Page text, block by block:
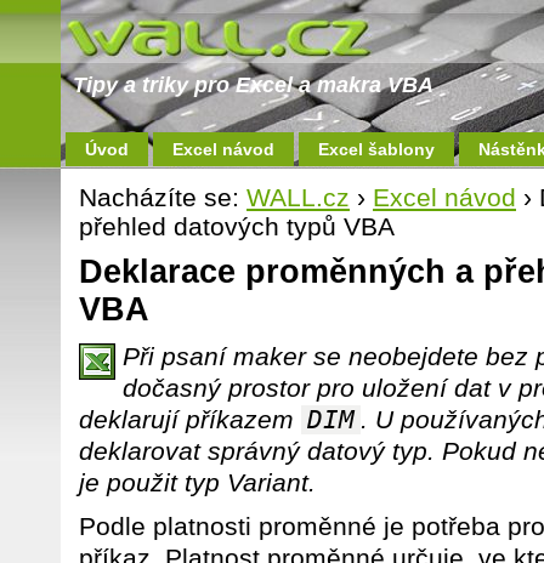
Tipy a triky pro Excel a makra VBA
Úvod Excel návod Excel šablony
Nacházíte se: WALL.cz › Excel návod ›
přehled datových typů VBA
Deklarace proměnných a
VBA
Při psaní maker se neobejdete bez
dočasný prostor pro uložení dat v
deklarují příkazem DIM . U
deklarovat správný datový typ. Pokud
je použit typ Variant.
Podle platnosti proměnné je potřeba